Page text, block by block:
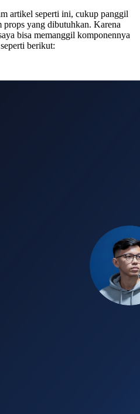
artikel seperti ini, cukup panggil
yang dibutuhkan. Karena
bisa memanggil komponennya
berikut: